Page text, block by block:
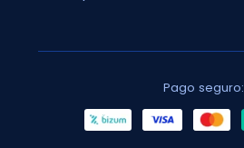
Pago seguro: